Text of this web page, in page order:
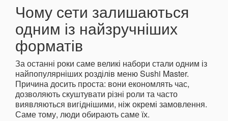
Чому сети залишаються
одним із найзручніших
форматів
За останні роки саме великі набори стали одним із
найпопулярніших розділів меню Sushi Master.
Причина досить проста: вони економлять час,
дозволяють скуштувати різні роли та часто
виявляються вигіднішими, ніж окремі замовлення.
Саме тому, люди обирають саме їх.